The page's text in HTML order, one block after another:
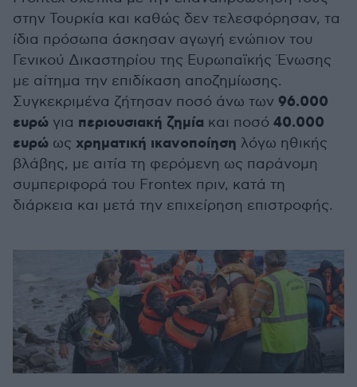
στην Τουρκία και καθώς δεν τελεσφόρησαν, τα
ίδια πρόσωπα άσκησαν αγωγή ενώπιον του
Γενικού Δικαστηρίου της Ευρωπαϊκής Ένωσης
με αίτημα την επιδίκαση αποζημίωσης.
Συγκεκριμένα ζήτησαν ποσό άνω των 96.000
ευρώ για περιουσιακή ζημία και ποσό 40.000
ευρώ ως χρηματική ικανοποίηση λόγω ηθικής
βλάβης, με αιτία τη φερόμενη ως παράνομη
συμπεριφορά του Frontex πριν, κατά τη
διάρκεια και μετά την επιχείρηση επιστροφής.